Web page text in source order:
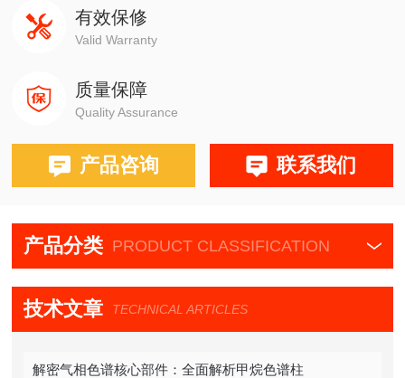
赛默飞1310,1300,1610,1600
有效保修
Valid Warranty
质量保障
Quality Assurance
产品咨询 联系我们
产品分类 PRODUCT CLASSIFICATION
技术文章 TECHNICAL ARTICLES
解密气相色谱核心部件：全面解析甲烷色谱柱